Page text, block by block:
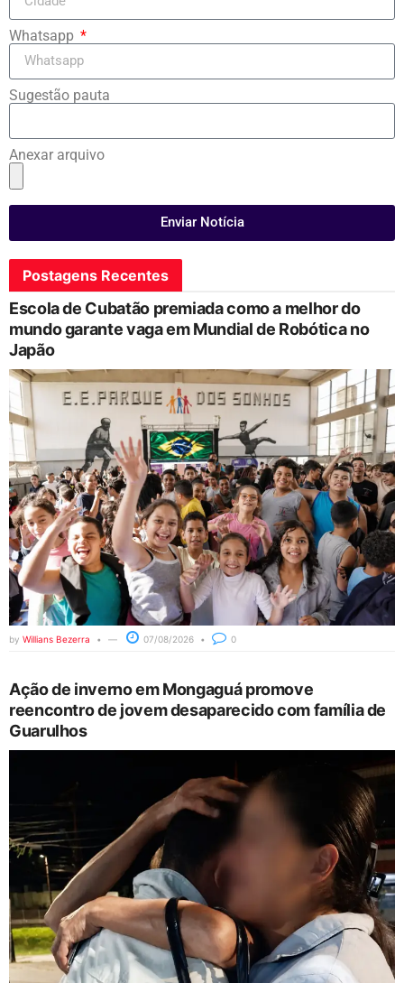
Whatsapp
Sugestão pauta
Anexar arquivo
Enviar Notícia
Postagens Recentes
Escola de Cubatão premiada como a melhor do
mundo garante vaga em Mundial de Robótica no
Japão
by Willians Bezerra 07/08/2026 0
Ação de inverno em Mongaguá promove
reencontro de jovem desaparecido com família de
Guarulhos